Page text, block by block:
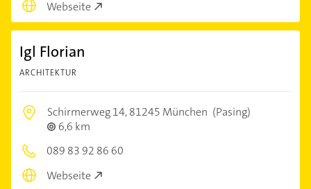
Webseite
Igl Florian
ARCHITEKTUR
Schirmerweg 14,81245 München (Pasing)
6,6 km
089 83 92 86 60
Webseite